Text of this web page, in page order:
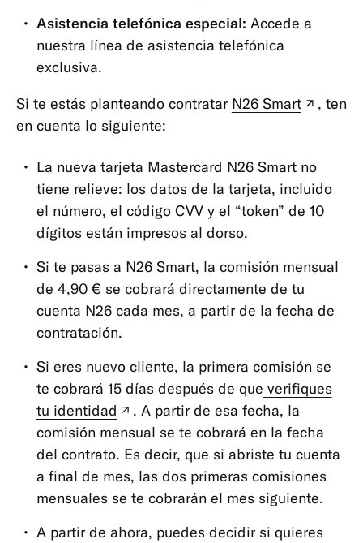
Cuenta
Autónomos
Pagos,
retiradas
App
Asistencia telefónica especial: Accede a
nuestra línea de asistencia telefónica
exclusiva.
Si te estás planteando contratar N26 Smart
, ten
en cuenta lo siguiente:
La nueva tarjeta Mastercard N26 Smart no
tiene relieve: los datos de la tarjeta, incluido
el número, el código CVV y el “token” de 10
dígitos están impresos al dorso.
Si te pasas a N26 Smart, la comisión mensual
de 4,90 € se cobrará directamente de tu
cuenta N26 cada mes, a partir de la fecha de
contratación.
Si eres nuevo cliente, la primera comisión se
te cobrará 15 días después de que verifiques
tu identidad
(pestaña
nueva)
. A partir de esa fecha, la
comisión mensual se te cobrará en la fecha
del contrato. Es decir, que si abriste tu cuenta
a final de mes, las dos primeras comisiones
mensuales se te cobrarán el mes siguiente.
A partir de ahora, puedes decidir si quieres